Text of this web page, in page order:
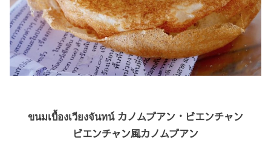
ขนมเบื้องเวียงจันทน์ カノムブアン・ビエンチャン
ビエンチャン風カノムブアン